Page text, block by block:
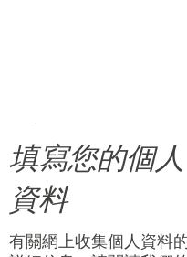
填寫您的個人
資料
有關網上收集個人資料